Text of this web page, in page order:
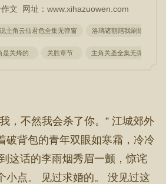
文 网址：www.xihazuowen.com
主角云仙君危全集无弹窗 洛璃诸朝陪我刷短视频笔
是关烽的 关胜章节 主角关圣全集无弹窗阅读
，不然我会杀了你。” 江城郊外
破背包的青年双眼如寒霜，冷冷
这话的李雨烟秀眉一颤，惊诧
小点。 见过求婚的。 没见过这